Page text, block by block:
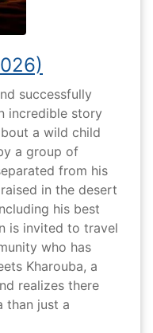
successfully
incredible story
a wild child
a group of
from his
in the desert
his best
is invited to travel
who has
Kharouba, a
realizes there
than just a